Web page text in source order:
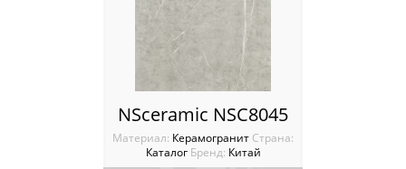
NSceramic NSC8045
Материал: Керамогранит Cтрана:
Каталог Бренд: Китай